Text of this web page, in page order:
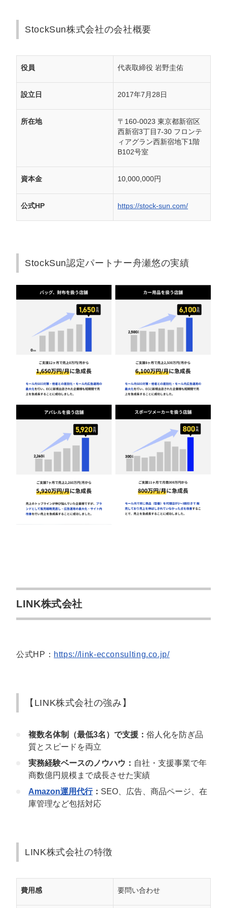
StockSun株式会社の会社概要
役員 代表取締役 岩野圭佑
設立日 2017年7月28日
所在地
〒160-0023 東京都新宿区
西新宿3丁目7-30 フロンテ
ィアグラン西新宿地下1階
B102号室
資本金 10,000,000円
公式HP https://stock-sun.com/
StockSun認定パートナー舟瀬悠の実績
LINK株式会社
公式HP： https://link-ecconsulting.co.jp/
【LINK株式会社の強み】
複数名体制（最低3名）で支援： 俗人化を防ぎ品
質とスピードを両立
実務経験ベースのノウハウ： 自社・支援事業で年
商数億円規模まで成長させた実績
Amazon運用代行： SEO、広告、商品ページ、在
庫管理など包括対応
LINK株式会社の特徴
費用感 要問い合わせ